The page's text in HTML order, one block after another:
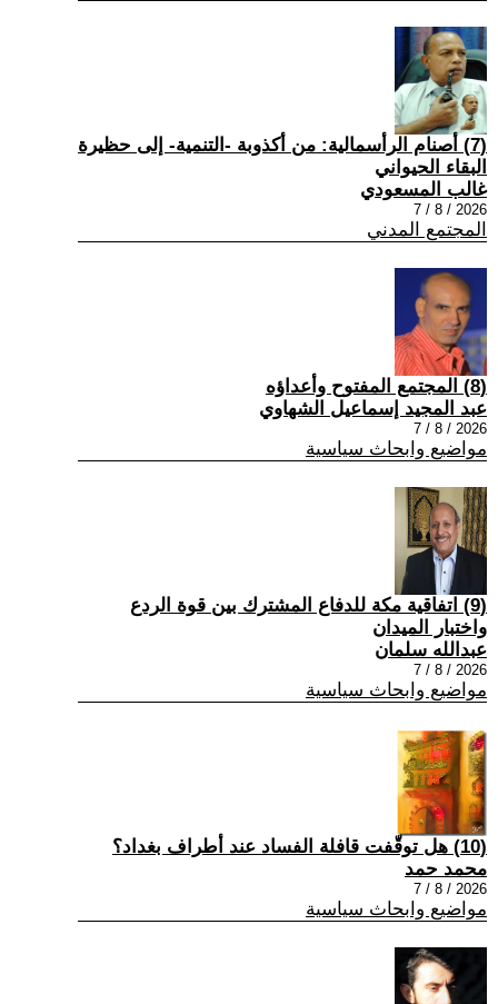
(7) أصنام الرأسمالية: من أكذوبة -التنمية- إلى حظيرة
البقاء الحيواني
غالب المسعودي
2026 / 8 / 7
المجتمع المدني
(8) المجتمع المفتوح وأعداؤه
عبد المجيد إسماعيل الشهاوي
2026 / 8 / 7
مواضيع وابحاث سياسية
(9) اتفاقية مكة للدفاع المشترك بين قوة الردع
واختبار الميدان
عبدالله سلمان
2026 / 8 / 7
مواضيع وابحاث سياسية
(10) هل توقّفت قافلة الفساد عند أطراف بغداد؟
محمد حمد
2026 / 8 / 7
مواضيع وابحاث سياسية